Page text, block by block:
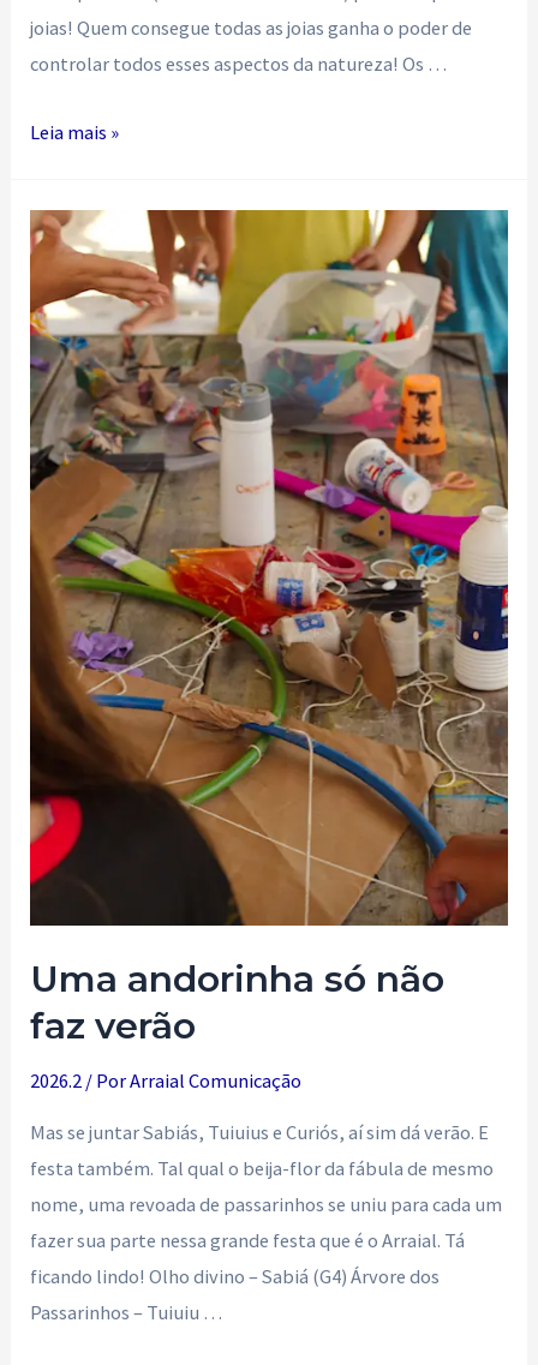
joias! Quem consegue todas as joias ganha o poder de
controlar todos esses aspectos da natureza! Os …
Sabiás
Leia mais »
Uma andorinha só não
faz verão
2026.2 / PorArraial Comunicação
Mas se juntar Sabiás, Tuiuius e Curiós, aí sim dá verão. E
festa também. Tal qual o beija-flor da fábula de mesmo
nome, uma revoada de passarinhos se uniu para cada um
fazer sua parte nessa grande festa que é o Arraial. Tá
ficando lindo! Olho divino – Sabiá (G4) Árvore dos
Passarinhos – Tuiuiu …